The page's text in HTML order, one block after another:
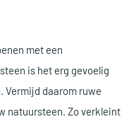
met een
is het erg gevoelig
Vermijd daarom ruwe
natuursteen. Zo verkleint